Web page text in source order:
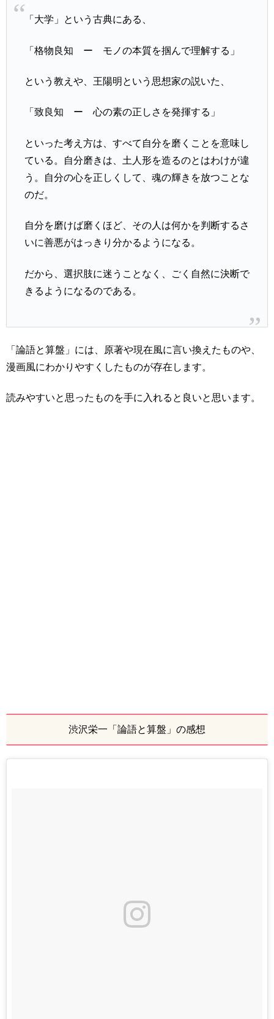
「大学」という古典にある、
「格物良知 ー モノの本質を掴んで理解する」
という教えや、王陽明という思想家の説いた、
「致良知 ー 心の素の正しさを発揮する」
といった考え方は、すべて自分を磨くことを意味し
ている。自分磨きは、土人形を造るのとはわけが違
う。自分の心を正しくして、魂の輝きを放つことな
のだ。
自分を磨けば磨くほど、その人は何かを判断するさ
いに善悪がはっきり分かるようになる。
だから、選択肢に迷うことなく、ごく自然に決断で
きるようになるのである。
「論語と算盤」には、原著や現在風に言い換えたものや、
漫画風にわかりやすくしたものが存在します。
読みやすいと思ったものを手に入れると良いと思います。
渋沢栄一「論語と算盤」の感想